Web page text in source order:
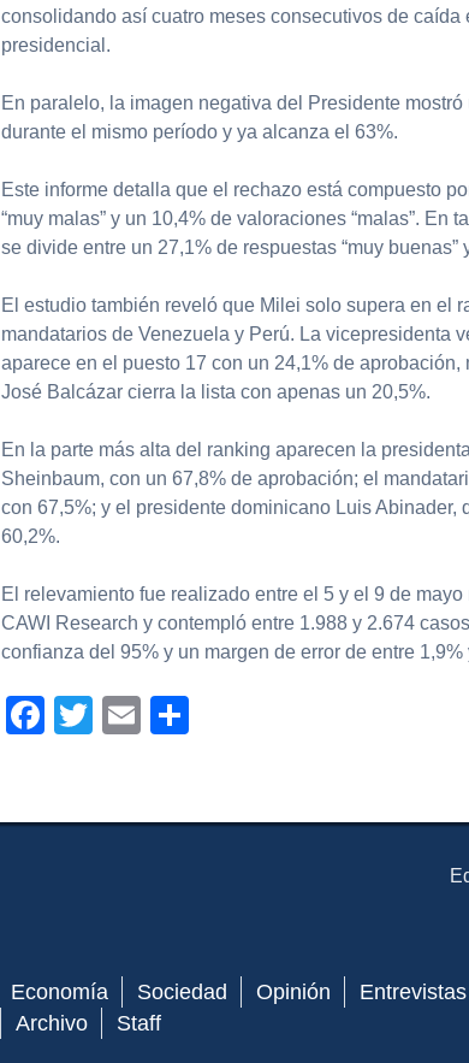
consolidando así cuatro meses consecutivos de caída
presidencial.
En paralelo, la imagen negativa del Presidente
durante el mismo período y ya alcanza el 63%.
Este informe detalla que el rechazo está compuesto
“muy malas” y un 10,4% de valoraciones “malas”. En
se divide entre un 27,1% de respuestas “muy buenas”
El estudio también reveló que Milei solo supera en el
mandatarios de Venezuela y Perú. La vicepresidenta
aparece en el puesto 17 con un 24,1% de aprobación,
José Balcázar cierra la lista con apenas un 20,5%.
En la parte más alta del ranking aparecen la
Sheinbaum, con un 67,8% de aprobación; el
con 67,5%; y el presidente dominicano Luis Abinader,
60,2%.
El relevamiento fue realizado entre el 5 y el 9 de
CAWI Research y contempló entre 1.988 y 2.674
confianza del 95% y un margen de error de entre 1,9%
Facebook
TwitterEmail
El
Economía Sociedad Opinión Entrevistas
Archivo Staff